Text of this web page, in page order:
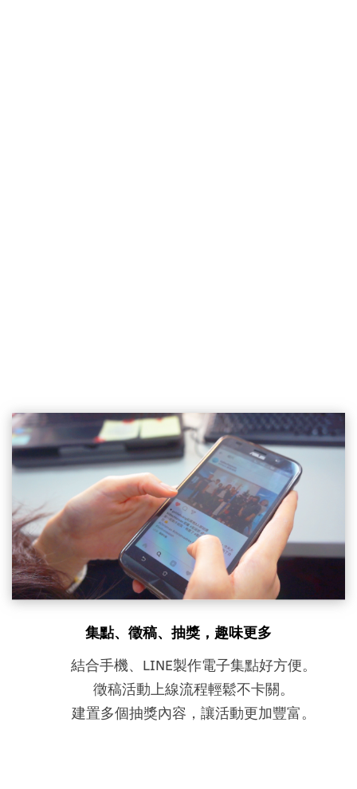
集點、徵稿、抽獎，趣味更多
結合手機、LINE製作電子集點好方便。
徵稿活動上線流程輕鬆不卡關。
建置多個抽獎內容，讓活動更加豐富。